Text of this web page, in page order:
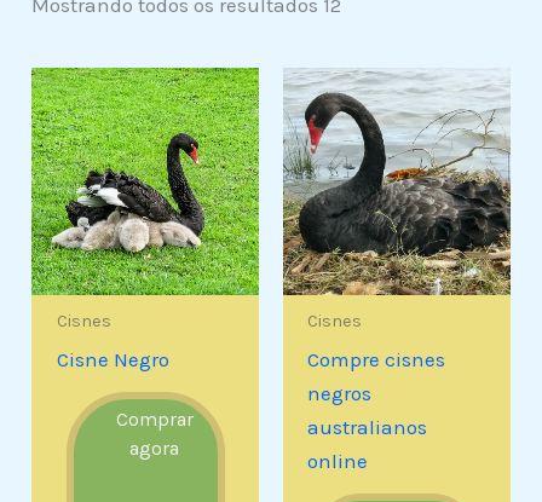
Mostrando todos os resultados 12
Cisnes
Cisne Negro
Comprar
agora
Cisnes
Compre cisnes
negros
australianos
online